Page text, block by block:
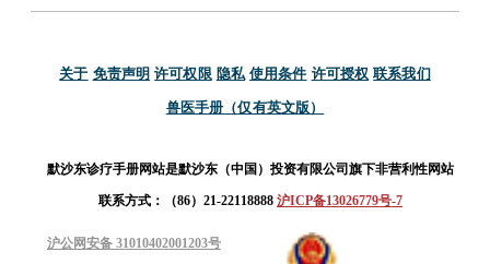
关于 免责声明 许可权限 隐私 使用条件 许可授权 联系我们
兽医手册（仅有英文版）
默沙东诊疗手册网站是默沙东（中国）投资有限公司旗下非营利性网站
联系方式：（86）21-22118888 沪ICP备13026779号-7
沪公网安备 31010402001203号